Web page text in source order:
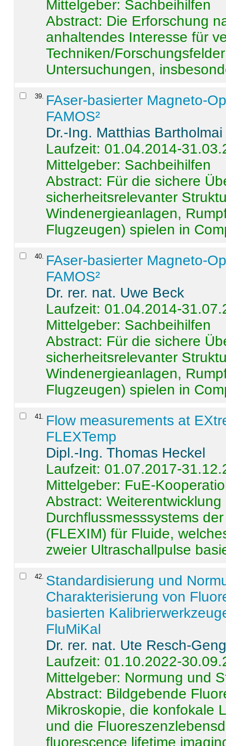
Mittelgeber: Sachbeihilfen
Abstract: Die Erforschung
anhaltendes Interesse für
Techniken/
Untersuchungen,
39. FAser-basierter Magneto-
FAMOS²
Dr.-Ing. Matthias Bartholmai
Laufzeit: 01.04.2014-
Mittelgeber: Sachbeihilfen
Abstract: Für die sichere
sicherheitsrelevanter
Windenergieanlagen,
Flugzeugen) spielen in
40. FAser-basierter Magneto-
FAMOS²
Dr. rer. nat. Uwe Beck
Laufzeit: 01.04.2014-
Mittelgeber: Sachbeihilfen
Abstract: Für die sichere
sicherheitsrelevanter
Windenergieanlagen,
Flugzeugen) spielen in
41. Flow measurements at
FLEXTemp
Dipl.-Ing. Thomas Heckel
Laufzeit: 01.07.2017-
Mittelgeber: FuE-
Abstract:
Durchflussmesssystems
(FLEXIM) für Fluide,
zweier Ultraschallpulse
42. Standardisierung und
Charakterisierung von
basierten
FluMiKal
Dr. rer. nat. Ute Resch-
Laufzeit: 01.10.2022-
Mittelgeber: Normung und
Abstract: Bildgebende
Mikroskopie, die konfokale
und die
fluorescence lifetime